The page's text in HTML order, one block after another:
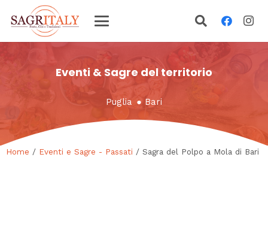
Eventi & Sagre del territorio
Puglia ● Bari
Home / Eventi e Sagre - Passati / Sagra del Polpo a Mola di Bari